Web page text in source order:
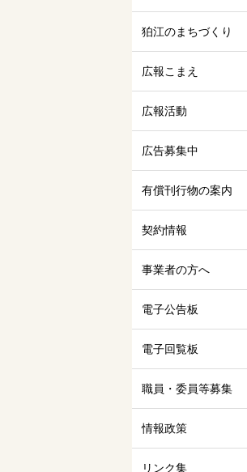
狛江のまちづくり
広報こまえ
広報活動
広告募集中
有償刊行物の案内
契約情報
事業者の方へ
電子公告板
電子回覧板
職員・委員等募集
情報政策
リンク集